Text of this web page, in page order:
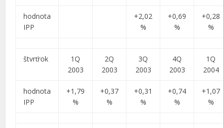
hodnota
IPP
+2,02
%
+0,69
%
+0,28
%
štvrťrok
1Q
2003
2Q
2003
3Q
2003
4Q
2003
1Q
2004
hodnota
IPP
+1,79
%
+0,37
%
+0,31
%
+0,74
%
+1,07
%